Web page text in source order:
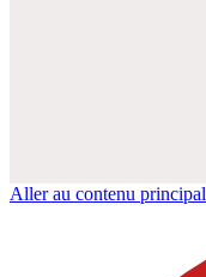
Aller au contenu principal